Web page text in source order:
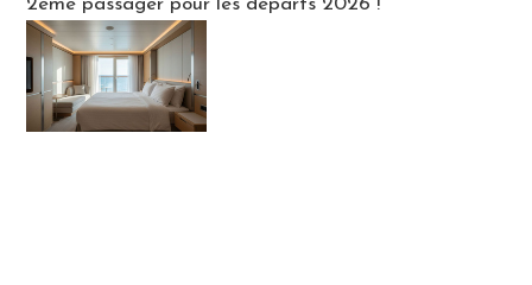
2ème passager pour les départs 2026 !